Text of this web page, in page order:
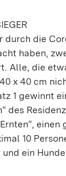
durch die
haben,
Alle, die
x 40 cm
1 gewinnt
des
10
ein